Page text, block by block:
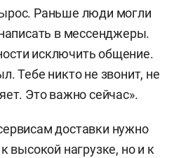
Раньше люди могли
в мессенджеры.
исключить общение.
Тебе никто не звонит, не
Это важно сейчас».
доставки нужно
высокой нагрузке, но и к